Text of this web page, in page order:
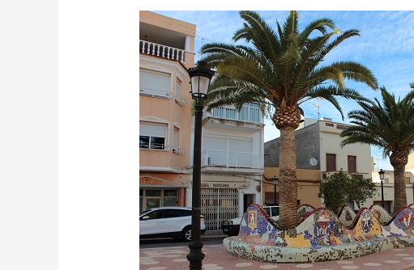
Frankreich
und
Spanien
–
Frühling
2020